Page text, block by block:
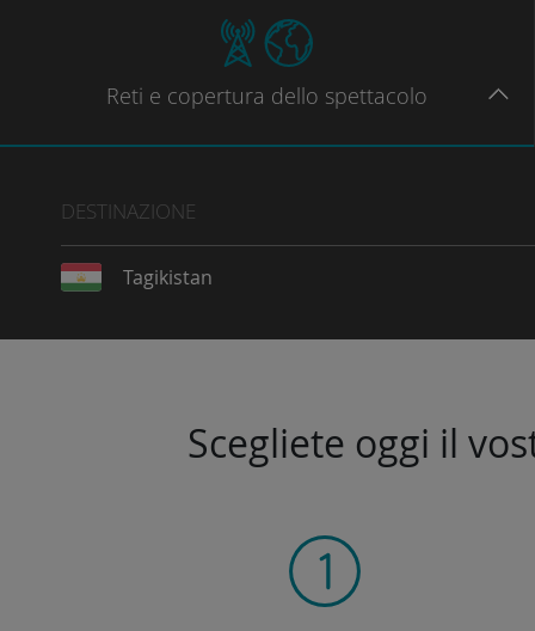
Reti e copertura dello spettacolo
DESTINAZIONE
Tagikistan
Scegliete oggi il